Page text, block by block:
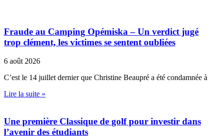
Fraude au Camping Opémiska – Un verdict jugé
trop clément, les victimes se sentent oubliées
6 août 2026
C’est le 14 juillet dernier que Christine Beaupré a été condamnée à
Lire la suite »
Une première Classique de golf pour investir dans
l’avenir des étudiants